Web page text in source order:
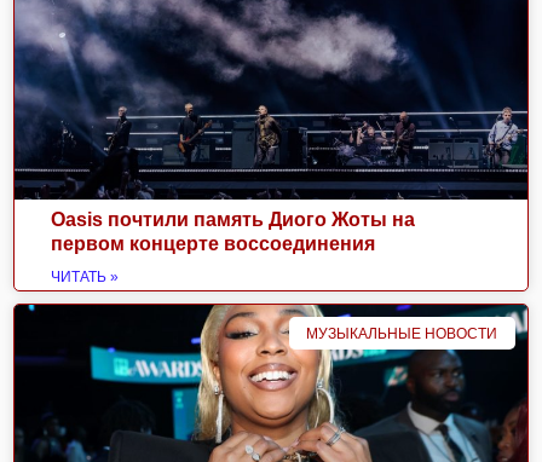
Oasis почтили память Диого Жоты на
первом концерте воссоединения
ЧИТАТЬ »
МУЗЫКАЛЬНЫЕ НОВОСТИ